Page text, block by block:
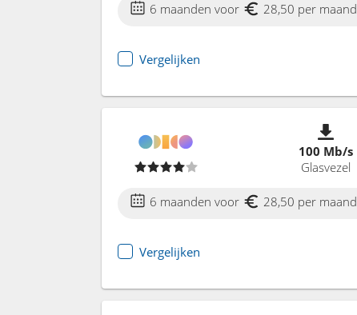
6 maanden voor 28,50 per maand
Vergelijken
100 Mb/s
Glasvezel
6 maanden voor 28,50 per maand
Vergelijken